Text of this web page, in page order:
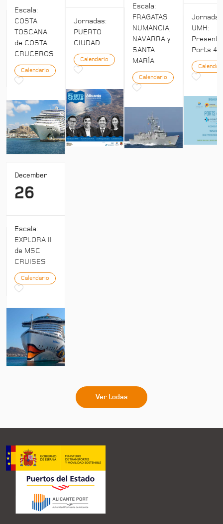
Escala:
COSTA
TOSCANA
de COSTA
CRUCEROS
Calendario
December
26
Escala:
EXPLORA II
de MSC
CRUISES
Calendario
Jornadas:
PUERTO
CIUDAD
Calendario
Escala:
FRAGATAS
NUMANCIA,
NAVARRA y
SANTA
MARÍA
Calendario
Jornadas
UMH:
Ports 4:0
Ver todas